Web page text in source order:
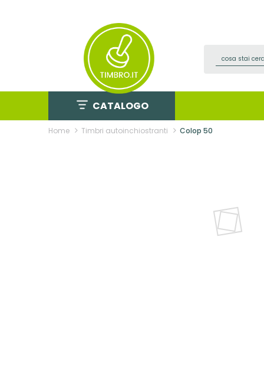
CATALOGO
Home Timbri autoinchiostranti Colop 50